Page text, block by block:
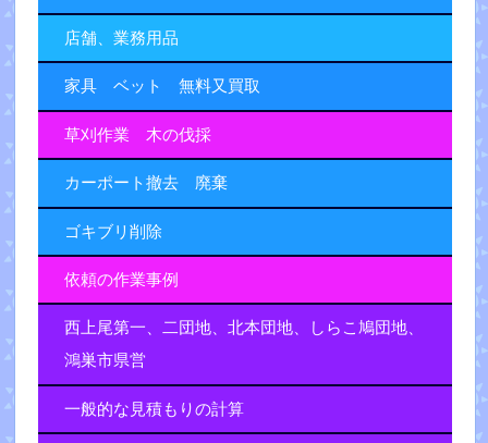
店舗、業務用品
家具 ベット 無料又買取
草刈作業 木の伐採
カーポート撤去 廃棄
ゴキブリ削除
依頼の作業事例
西上尾第一、二団地、北本団地、しらこ鳩団地、
鴻巣市県営
一般的な見積もりの計算